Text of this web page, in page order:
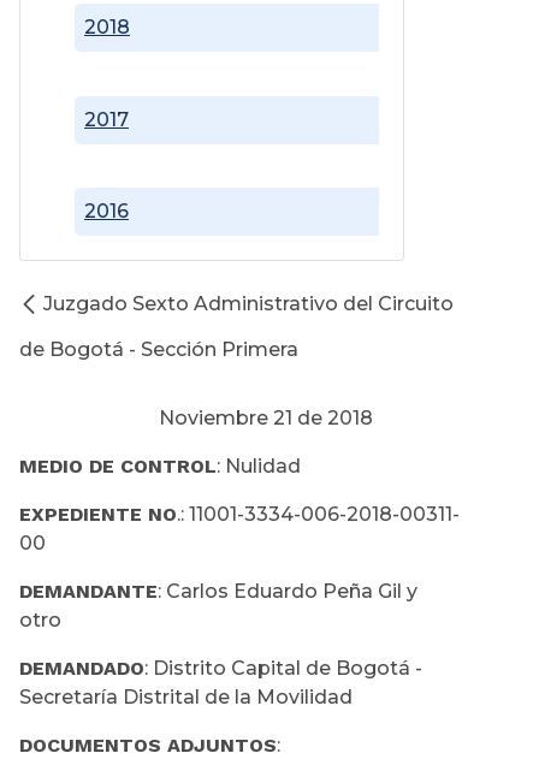
2016
2017
2018
Juzgado Sexto Administrativo del Circuito
de Bogotá - Sección Primera
Noviembre 21 de 2018
MEDIO DE CONTROL: Nulidad
EXPEDIENTE NO.: 11001-3334-006-2018-00311-
00
DEMANDANTE: Carlos Eduardo Peña Gil y
otro
DEMANDADO: Distrito Capital de Bogotá -
Secretaría Distrital de la Movilidad
DOCUMENTOS ADJUNTOS: